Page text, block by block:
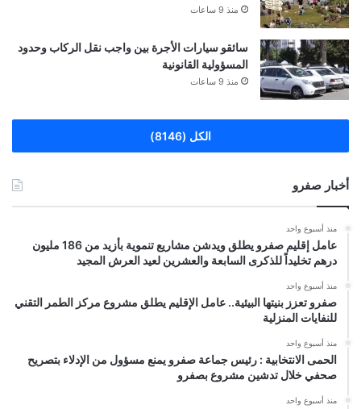
منذ 9 ساعات
سائقو سيارات الأجرة بين واجب نقل الركاب وحدود
المسؤولية القانونية
منذ 9 ساعات
الكل (8146)
أخبار صفرو
منذ أسبوع واحد
عامل إقليم صفرو يطلق ويدشن مشاريع تنموية بأزيد من 186 مليون
درهم تخليداً للذكرى السابعة والعشرين لعيد العرش المجيد
منذ أسبوع واحد
صفرو تعزز بنيتها البيئية.. عامل الإقليم يطلق مشروع مركز الطمر التقني
للنفايات المنزلية
منذ أسبوع واحد
الحمى الانتخابية : رئيس جماعة صفرو يمنع مسؤول من الإدلاء بتصريح
صحفي خلال تدشين مشروع بصفرو
منذ أسبوع واحد